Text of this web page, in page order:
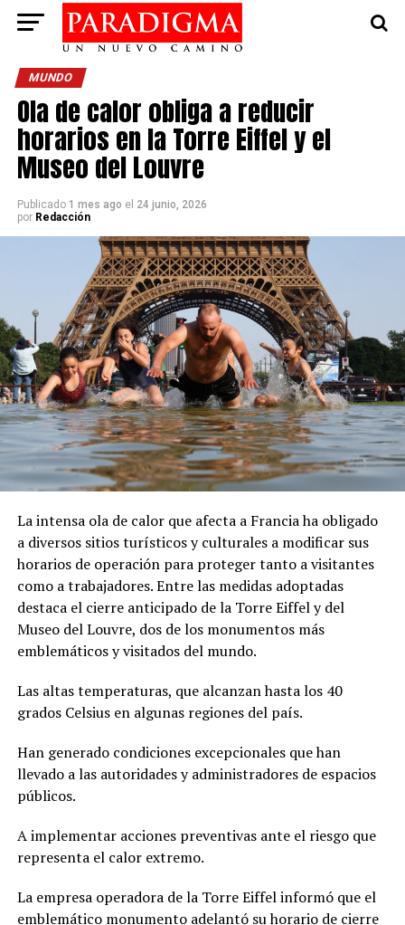
MUNDO
Ola de calor obliga a reducir
horarios en la Torre Eiffel y el
Museo del Louvre
Publicado 1 mes ago el 24 junio, 2026
por Redacción
La intensa ola de calor que afecta a Francia ha obligado
a diversos sitios turísticos y culturales a modificar sus
horarios de operación para proteger tanto a visitantes
como a trabajadores. Entre las medidas adoptadas
destaca el cierre anticipado de la Torre Eiffel y del
Museo del Louvre, dos de los monumentos más
emblemáticos y visitados del mundo.
Las altas temperaturas, que alcanzan hasta los 40
grados Celsius en algunas regiones del país.
Han generado condiciones excepcionales que han
llevado a las autoridades y administradores de espacios
públicos.
A implementar acciones preventivas ante el riesgo que
representa el calor extremo.
La empresa operadora de la Torre Eiffel informó que el
emblemático monumento adelantó su horario de cierre